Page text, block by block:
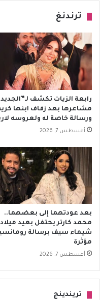
ترندنغ
رابعة الزيات تكشف
مشاعرها بعد زفاف ابنها
ورسالة خاصة له ولعروسه
أغسطس 7, 2026
بعد عودتهما إلى بعضهما..
محمد كارتر يحتفل بعيد ميلاد
شيماء سيف برسالة
مؤثرة
أغسطس 7, 2026
تريندينج